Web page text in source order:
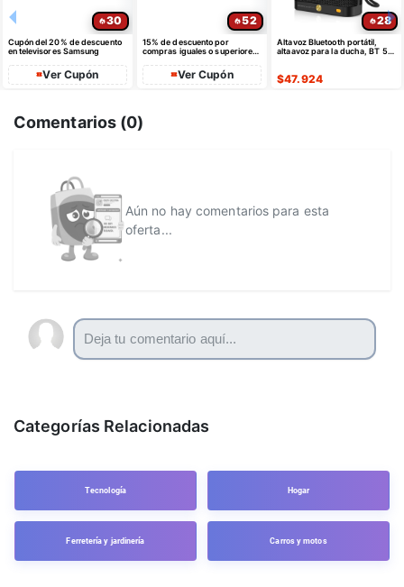
30
Cupón del 20% de descuento
en televisores Samsung
Ver Cupón
52
15% de descuento por
compras iguales o superiores
de dto
Ver Cupón
28
Altavoz Bluetooth portátil,
altaavoz para la ducha, BT 5.4
$47.924
Comentarios (0)
Aún no hay comentarios para esta
oferta...
Categorías Relacionadas
Tecnología Hogar
Ferretería y jardinería Carros y motos